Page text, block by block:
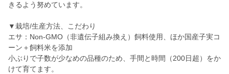
きるよう努めています。
▼栽培/生産方法、こだわり
エサ：Non-GMO（非遺伝子組み換え）飼料使用、ほか国産子実コ
ーン＋飼料米を添加
小ぶりで子数が少なめの品種のため、手間と時間（200日超）をか
けて育てます。